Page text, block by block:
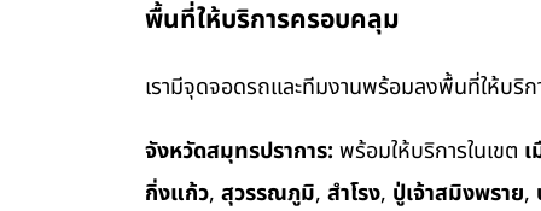
พื้นที่ให้บริการครอบคลุม
เรามีจุดจอดรถและทีมงานพร้อมลงพื้นที่ให้บริ
จังหวัดสมุทรปราการ: พร้อมให้บริการในเขต
กิ่งแก้ว, สุวรรณภูมิ, สำโรง, ปู่เจ้าสมิงพราย,